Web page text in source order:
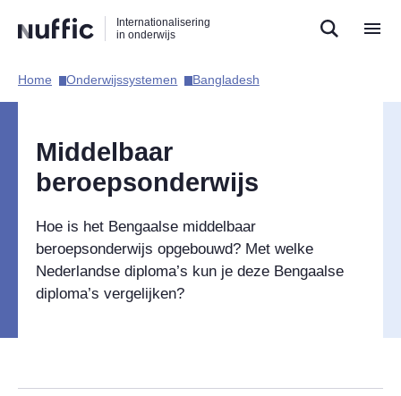
naar
zoekfunctie
naar
hoofdnavigatie
naar
inhoud
Internationalisering
in onderwijs
Hoofdnavigatie
Home​ Onderwijssystemen​ Bangladesh​
Middelbaar
beroepsonderwijs
Hoe is het Bengaalse middelbaar
beroepsonderwijs opgebouwd? Met welke
Nederlandse diploma’s kun je deze Bengaalse
diploma’s vergelijken?